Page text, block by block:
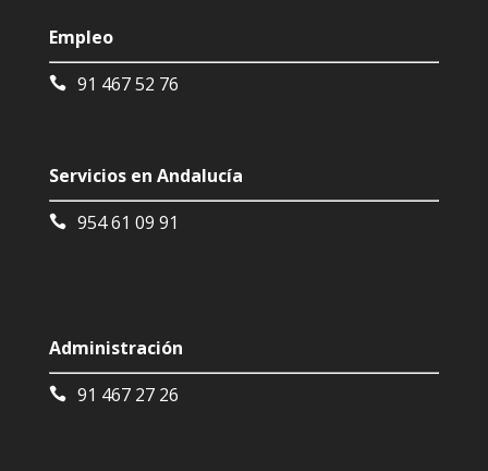
Empleo
91 467 52 76
Servicios en Andalucía
954 61 09 91
Administración
91 467 27 26